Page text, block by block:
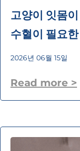
고양이 잇몸
수혈이 필요
2026년 06월 15일
Read more >